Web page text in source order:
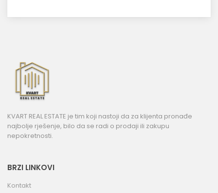
KVART REAL ESTATE je tim koji nastoji da za klijenta pronađe
najbolje rješenje, bilo da se radi o prodaji ili zakupu
nepokretnosti.
BRZI LINKOVI
Kontakt